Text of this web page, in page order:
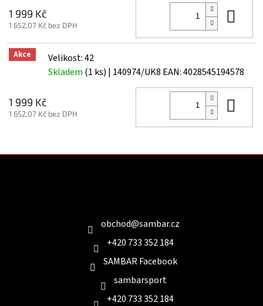
1 999 Kč
1 652,07 Kč bez DPH
Akce
Velikost: 42
Skladem (1 ks) | 140974/UK8 EAN:4028545194578
1 999 Kč
1 652,07 Kč bez DPH
obchod@sambar.cz
+420 733 352 184
SAMBAR Facebook
sambarsport
+420 733 352 184